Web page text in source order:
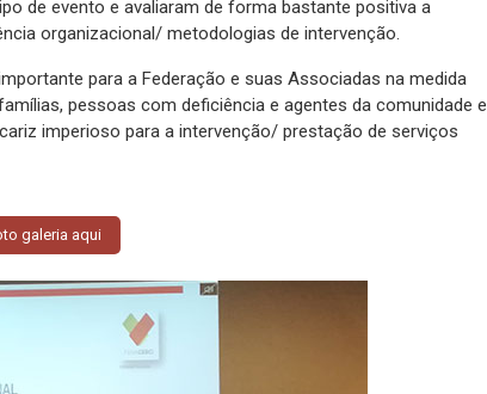
de evento e avaliaram de forma bastante positiva a
organizacional/ metodologias de intervenção.
para a Federação e suas Associadas na medida
pessoas com deficiência e agentes da comunidade e
imperioso para a intervenção/ prestação de serviços
galeria aqui